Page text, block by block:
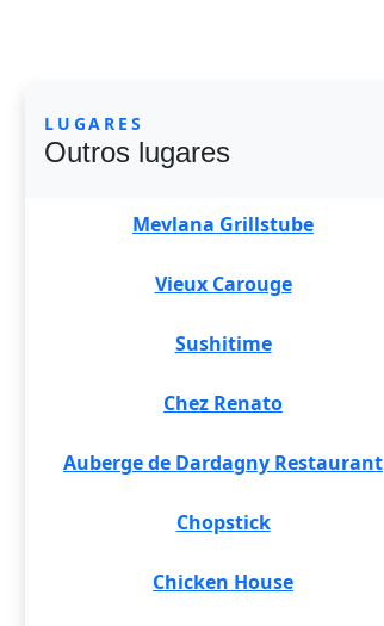
LUGARES
Outros lugares
Mevlana Grillstube
Vieux Carouge
Sushitime
Chez Renato
Auberge de Dardagny Restaurant
Chopstick
Chicken House